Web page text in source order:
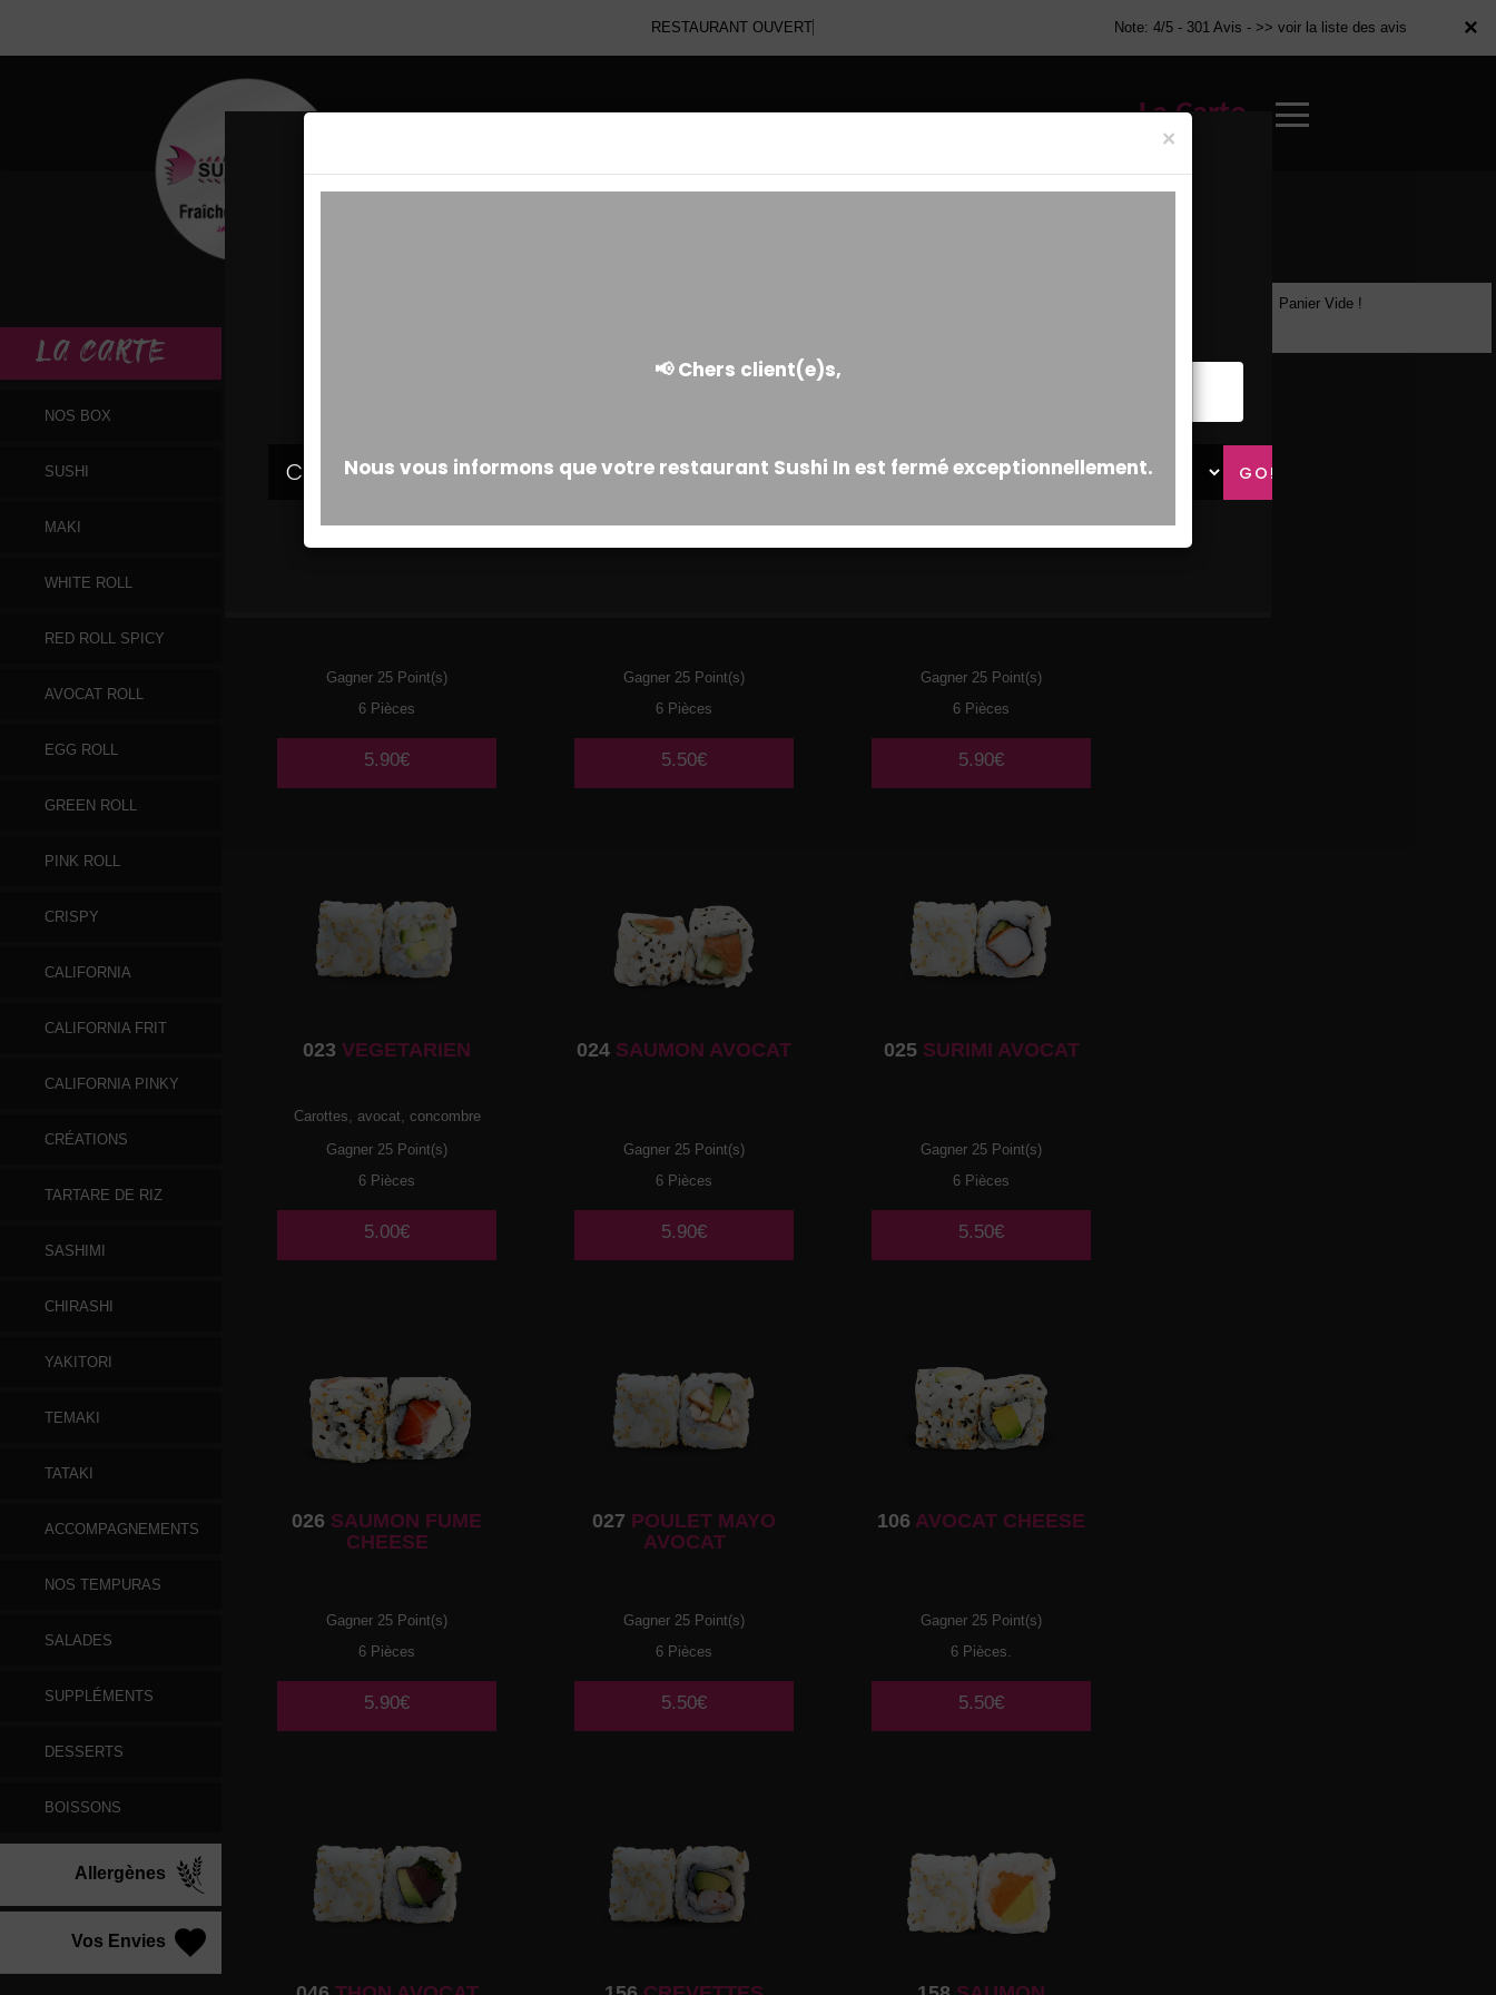
×
RESTAURANT OU Note: 4/5 - 301 Avis - >> voir la liste des avis
La Carte
×
LA CARTE
NOS BOX
SUSHI
MAKI
WHITE ROLL
RED ROLL SPICY
AVOCAT ROLL
EGG ROLL
GREEN ROLL
PINK ROLL
CRISPY
CALIFORNIA
CALIFORNIA FRIT
CALIFORNIA PINKY
CRÉATIONS
TARTARE DE RIZ
SASHIMI
CHIRASHI
YAKITORI
TEMAKI
TATAKI
ACCOMPAGNEMENTS
NOS TEMPURAS
SALADES
SUPPLÉMENTS
DESSERTS
BOISSONS
Allergènes
Vos Envies
Gagner 25 Point(s)
6 Pièces
5.90€
Gagner 25 Point(s)
6 Pièces
5.50€
Gagner 25 Point(s)
6 Pièces
5.90€
023 VEGETARIEN
Carottes, avocat, concombre
Gagner 25 Point(s)
6 Pièces
5.00€
024 SAUMON AVOCAT
Gagner 25 Point(s)
6 Pièces
5.90€
025SURIMI AVOCAT
Gagner 25 Point(s)
6 Pièces
5.50€
026 SAUMON FUME
CHEESE
Gagner 25 Point(s)
6 Pièces
5.90€
027 POULET MAYO
AVOCAT
Gagner 25 Point(s)
6 Pièces
5.50€
106 AVOCAT CHEESE
Gagner 25 Point(s)
6 Pièces.
5.50€
Panier Vide !
×